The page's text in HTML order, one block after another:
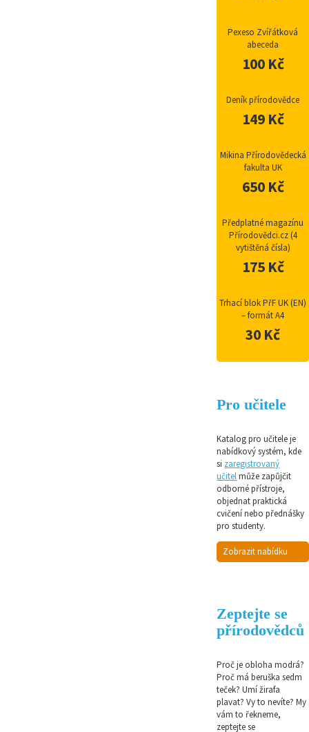
Pexeso Zvířátková
abeceda
100 Kč
Deník přírodovědce
149 Kč
Mikina Přírodovědecká
fakulta UK
650 Kč
Předplatné magazínu
Přírodovědci.cz (4
vytištěná čísla)
175 Kč
Trhací blok PřF UK (EN)
– formát A4
30 Kč
Pro učitele
Katalog pro učitele je
nabídkový systém, kde
si zaregistrovaný
učitelmůže zapůjčit
odborné přístroje,
objednat praktická
cvičení nebo přednášky
pro studenty.
Zobrazit nabídku
Zeptejte se
přírodovědců
Proč je obloha modrá?
Proč má beruška sedm
teček? Umí žirafa
plavat? Vy to nevíte? My
vám to řekneme,
zeptejte se